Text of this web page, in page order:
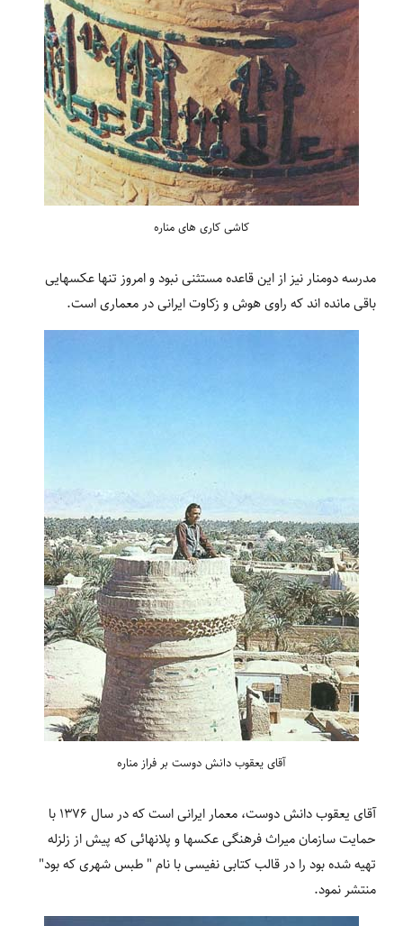
کاشی کاری های مناره
مدرسه دومنار نیز از این قاعده مستثنی نبود و امروز تنها عکس‏هایی
باقی مانده‏ اند که راوی هوش و زکاوت ایرانی در معماری است.
آقای یعقوب دانش دوست بر فراز مناره
آقای یعقوب دانش دوست، معمار ایرانی است که در سال 1376 با
حمایت سازمان میراث فرهنگی عکس‏ها و پلان‏هائی که پیش از زلزله
تهیه شده بود را در قالب کتابی نفیسی با نام " طبس شهری که بود"
منتشر نمود.